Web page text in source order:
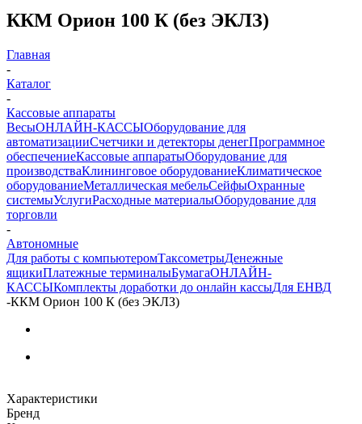
ККМ Орион 100 К (без ЭКЛЗ)
Главная
-
Каталог
-
Кассовые аппараты
ВесыОНЛАЙН-КАССЫОборудование для
автоматизацииСчетчики и детекторы денегПрограммное
обеспечениеКассовые аппаратыОборудование для
производстваКлининговое оборудованиеКлиматическое
оборудованиеМеталлическая мебельСейфыОхранные
системыУслугиРасходные материалыОборудование для
торговли
-
Автономные
Для работы с компьютеромТаксометрыДенежные
ящикиПлатежные терминалыБумагаОНЛАЙН-
КАССЫКомплекты доработки до онлайн кассыДля ЕНВД
-ККМ Орион 100 К (без ЭКЛЗ)
Характеристики
Бренд